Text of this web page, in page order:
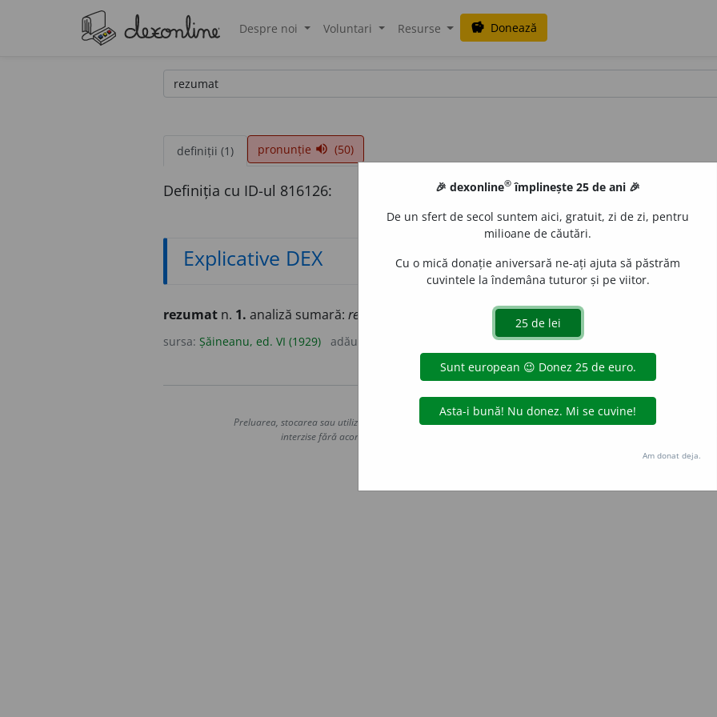
Despre noi Voluntari Resurse savings Donează
definiții (1) pronunție volume_up (50)
Definiția cu ID-ul 816126:
Explicative DEX
rezumat n. 1. analiză sumară: rezumatul unui discurs; 2.prescurtare:rezumat de istorie.
sursa: Șăineanu, ed. VI (1929) adăugată de acțiuni
Copyright © 2004-2026 dexonline (https://dexonline.ro)
Preluarea, stocarea sau utilizarea datelor de pe acest site, inclusiv prin orice metode de extragere automată
interzise fără acordul nostru prealabil scris, cu excepția seturilor de date oferite oficial spre utilizare
Hosterion
🎉 dexonline® împlinește 25 de ani 🎉
De un sfert de secol suntem aici, gratuit, zi de zi, pentru
milioane de căutări.
Cu o mică donație aniversară ne-ați ajuta să păstrăm
cuvintele la îndemâna tuturor și pe viitor.
Am donat deja.